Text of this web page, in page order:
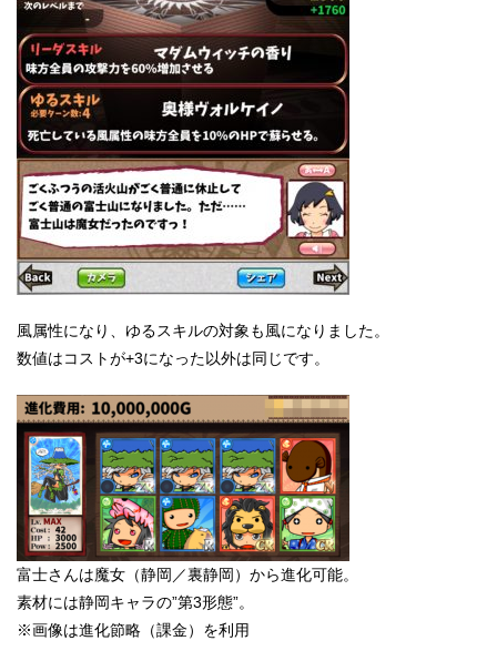
風属性になり、ゆるスキルの対象も風になりました。
数値はコストが+3になった以外は同じです。
富士さんは魔女（静岡／裏静岡）から進化可能。
素材には静岡キャラの”第3形態”。
※画像は進化節略（課金）を利用